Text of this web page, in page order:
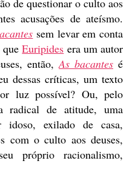
de questionar o culto aos
acusações de ateísmo.
sem levar em conta
queEuripides era um autor
então,As bacantes é
dessas críticas, um texto
luz possível? Ou, pelo
radical de atitude, uma
exilado de casa,
com o culto aos deuses,
próprio racionalismo,